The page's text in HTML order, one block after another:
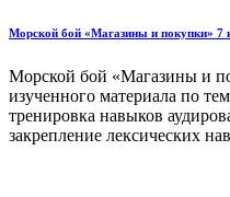
Морской бой «Магазины и покупки» 7
Морской бой «Магазины и
изученного материала по
тренировка навыков
закрепление лексических